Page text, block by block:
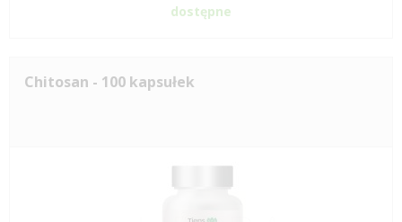
dostępne
Chitosan - 100 kapsułek